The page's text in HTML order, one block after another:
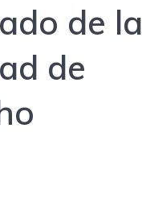
de la
de